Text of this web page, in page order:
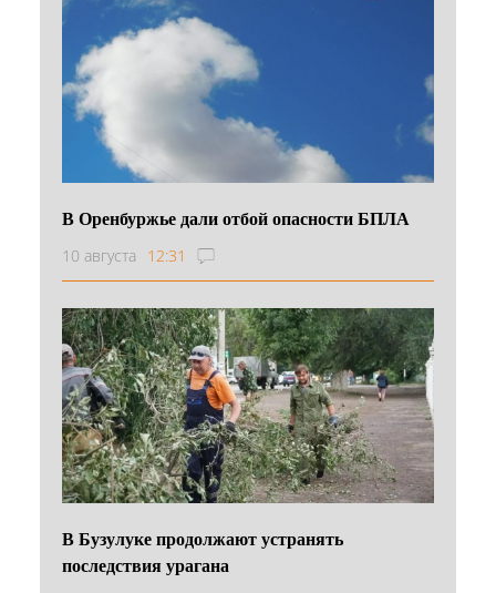
В Оренбуржье дали отбой опасности БПЛА
10 августа 12:31
В Бузулуке продолжают устранять
последствия урагана